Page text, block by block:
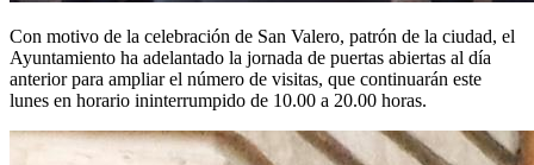
Con motivo de la celebración de San Valero, patrón de la ciudad, el
Ayuntamiento ha adelantado la jornada de puertas abiertas al día
anterior para ampliar el número de visitas, que continuarán este
lunes en horario ininterrumpido de 10.00 a 20.00 horas.